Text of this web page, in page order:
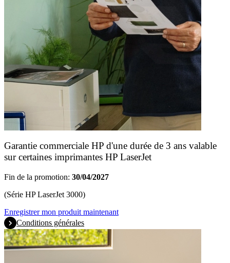
Garantie commerciale HP d'une durée de 3 ans valable
sur certaines imprimantes HP LaserJet
Fin de la promotion: 30/04/2027
(Série HP LaserJet 3000)
Enregistrer mon produit maintenant
Conditions générales